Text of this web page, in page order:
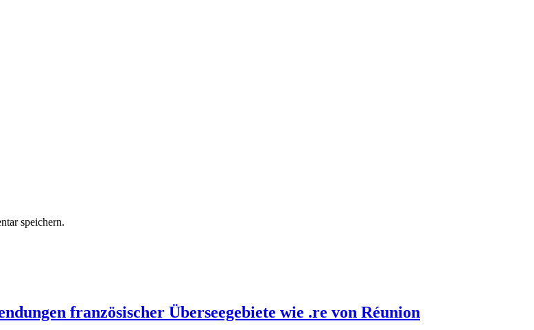
speichern.
französischer Überseegebiete wie .re von Réunion